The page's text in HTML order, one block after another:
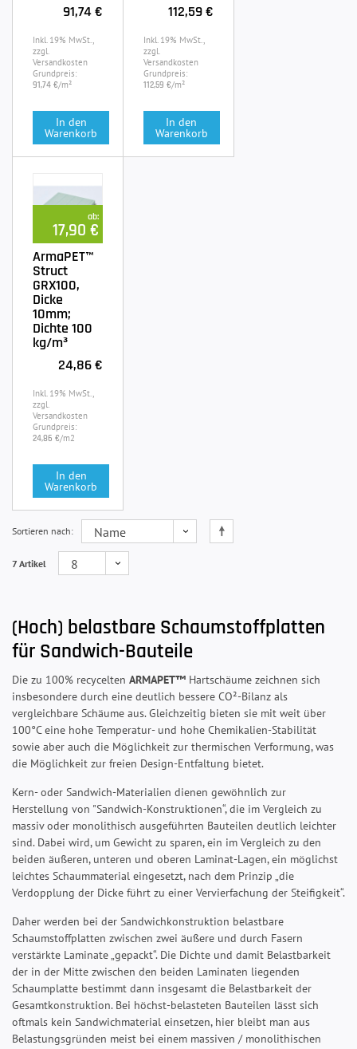
91,74 €
Inkl. 19% MwSt.,
zzgl.
Versandkosten
Grundpreis:
91,74 €/m²
In den
Warenkorb
112,59 €
Inkl. 19% MwSt.,
zzgl.
Versandkosten
Grundpreis:
112,59 €/m²
In den
Warenkorb
ab:
17,90 €
ArmaPET™
Struct
GRX100,
Dicke
10mm;
Dichte 100
kg/m³
24,86 €
Inkl. 19% MwSt.,
zzgl.
Versandkosten
Grundpreis:
24,86 €/m2
In den
Warenkorb
Sortieren nach
7 Artikel
(Hoch) belastbare Schaumstoffplatten
für Sandwich-Bauteile
Die zu 100% recycelten ARMAPET™ Hartschäume zeichnen sich
insbesondere durch eine deutlich bessere CO²-Bilanz als
vergleichbare Schäume aus. Gleichzeitig bieten sie mit weit über
100°C eine hohe Temperatur- und hohe Chemikalien-Stabilität
sowie aber auch die Möglichkeit zur thermischen Verformung, was
die Möglichkeit zur freien Design-Entfaltung bietet.
Kern- oder Sandwich-Materialien dienen gewöhnlich zur
Herstellung von "Sandwich-Konstruktionen“, die im Vergleich zu
massiv oder monolithisch ausgeführten Bauteilen deutlich leichter
sind. Dabei wird, um Gewicht zu sparen, ein im Vergleich zu den
beiden äußeren, unteren und oberen Laminat-Lagen, ein möglichst
leichtes Schaummaterial eingesetzt, nach dem Prinzip „die
Verdopplung der Dicke führt zu einer Vervierfachung der Steifigkeit“.
Daher werden bei der Sandwichkonstruktion belastbare
Schaumstoffplatten zwischen zwei äußere und durch Fasern
verstärkte Laminate „gepackt“. Die Dichte und damit Belastbarkeit
der in der Mitte zwischen den beiden Laminaten liegenden
Schaumplatte bestimmt dann insgesamt die Belastbarkeit der
Gesamtkonstruktion. Bei höchst-belasteten Bauteilen lässt sich
oftmals kein Sandwichmaterial einsetzen, hier bleibt man aus
Belastungsgründen meist bei einem massiven / monolithischen